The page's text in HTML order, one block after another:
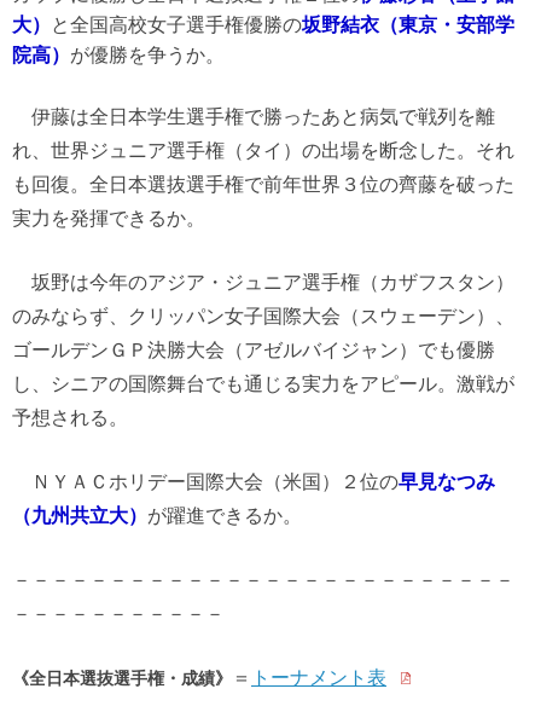
大）
と全国高校女子選手権優勝の坂野結衣（東京・安部学
院高） が優勝を争うか。
伊藤は全日本学生選手権で勝ったあと病気で戦列を離
れ、世界ジュニア選手権（タイ）の出場を断念した。それ
も回復。全日本選抜選手権で前年世界３位の齊藤を破った
実力を発揮できるか。
坂野は今年のアジア・ジュニア選手権（カザフスタン）
のみならず、クリッパン女子国際大会（スウェーデン）、
ゴールデンＧＰ決勝大会（アゼルバイジャン）でも優勝
し、シニアの国際舞台でも通じる実力をアピール。激戦が
予想される。
ＮＹＡＣホリデー国際大会（米国）２位の早見なつみ
（九州共立大） が躍進できるか。
－－－－－－－－－－－－－－－－－－－－－－－－－－
－－－－－－－－－－－
《全日本選抜選手権・成績》 ＝ トーナメント表